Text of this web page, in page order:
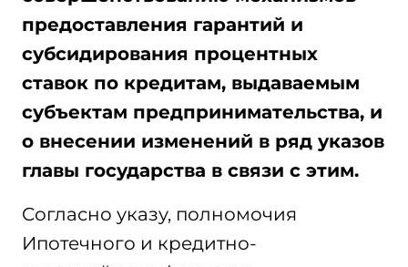
предоставления гарантий и
субсидирования процентных
ставок по кредитам, выдаваемым
субъектам предпринимательства, и
о внесении изменений в ряд указов
главы государства в связи с этим.
Cогласно указу, полномочия
Ипотечного и кредитно-